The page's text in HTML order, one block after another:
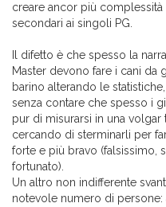
creare ancor più
secondari ai singoli PG.
Il difetto è che spesso la
Master devono fare i cani da
barino alterando le
senza contare che spesso i
pur di misurarsi in una
cercando di sterminarli per
forte e più bravo (falsissimo,
fortunato).
Un altro non indifferente
notevole numero di